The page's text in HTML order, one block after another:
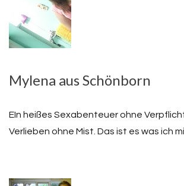
Mylena aus Schönborn
EIn heißes Sexabenteuer ohne
Verlieben ohne Mist. Das ist es was ich